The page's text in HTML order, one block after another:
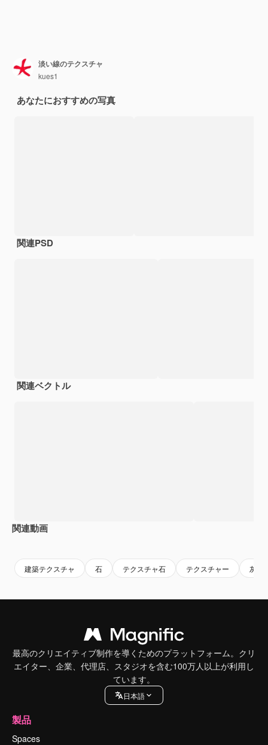
淡い線のテクスチャ
kues1
あなたにおすすめの写真
関連PSD
関連ベクトル
関連動画
建築テクスチャ 石 テクスチャ石 テクスチャー 灰色
最高のクリエイティブ制作を導くためのプラットフォーム。クリ
エイター、企業、代理店、スタジオを含む100万人以上が利用し
ています。
日本語
製品
Spaces